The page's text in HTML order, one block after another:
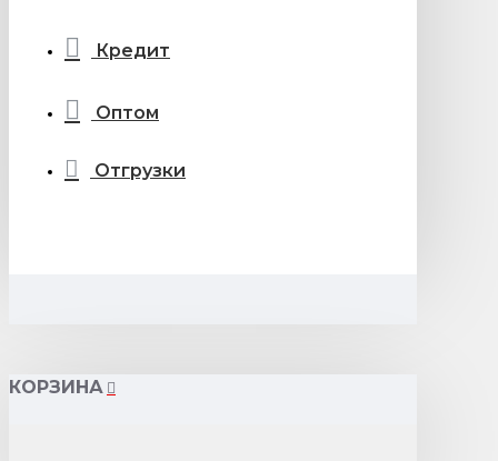
Кредит
Оптом
Отгрузки
КОРЗИНА